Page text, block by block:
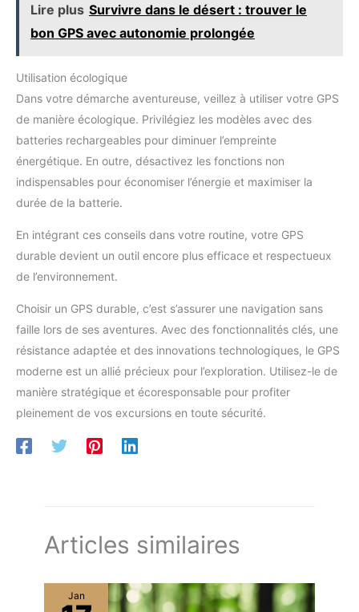
Lire plus Survivre dans le désert : trouver le
bon GPS avec autonomie prolongée
Utilisation écologique
Dans votre démarche aventureuse, veillez à utiliser votre GPS
de manière écologique. Privilégiez les modèles avec des
batteries rechargeables pour diminuer l’empreinte
énergétique. En outre, désactivez les fonctions non
indispensables pour économiser l’énergie et maximiser la
durée de la batterie.
En intégrant ces conseils dans votre routine, votre GPS
durable devient un outil encore plus efficace et respectueux
de l’environnement.
Choisir un GPS durable, c’est s’assurer une navigation sans
faille lors de ses aventures. Avec des fonctionnalités clés, une
résistance adaptée et des innovations technologiques, le GPS
moderne est un allié précieux pour l’exploration. Utilisez-le de
manière stratégique et écoresponsable pour profiter
pleinement de vos excursions en toute sécurité.
Articles similaires
Jan